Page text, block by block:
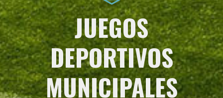
JUEGOS
DEPORTIVOS
MUNICIPALES